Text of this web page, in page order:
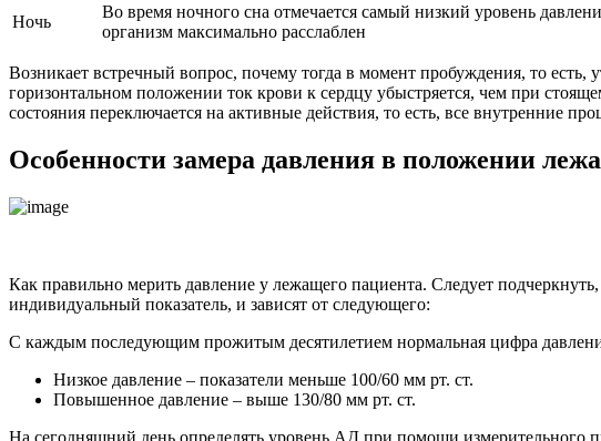
Ночь
Во время ночного сна отмечается самый низкий уровень
организм максимально расслаблен
Возникает встречный вопрос, почему тогда в момент пробуждения, то есть,
горизонтальном положении ток крови к сердцу убыстряется, чем при
состояния переключается на активные действия, то есть, все внутренние
Особенности замера давления в положении лежа
Как правильно мерить давление у лежащего пациента. Следует
индивидуальный показатель, и зависят от следующего:
С каждым последующим прожитым десятилетием нормальная цифра
Низкое давление – показатели меньше 100/60 мм рт. ст.
Повышенное давление – выше 130/80 мм рт. ст.
На сегодняшний день определять уровень АД при помощи измерительного